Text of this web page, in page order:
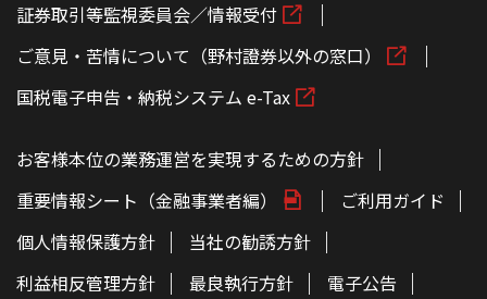
証券取引等監視委員会／情報受付
ご意見・苦情について（野村證券以外の窓口）
国税電子申告・納税システム e-Tax
お客様本位の業務運営を実現するための方針
重要情報シート（金融事業者編）
ご利用ガイド
個人情報保護方針
当社の勧誘方針
利益相反管理方針
最良執行方針
電子公告